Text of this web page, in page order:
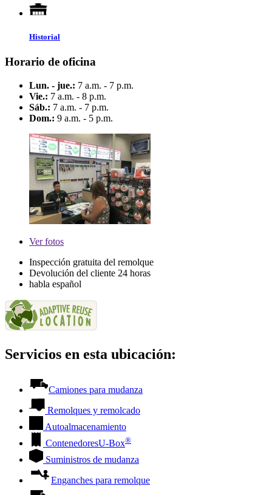
Historial
Horario de oficina
Lun. - jue.: 7 a.m. - 7 p.m.
Vie.: 7 a.m. - 8 p.m.
Sáb.: 7 a.m. - 7 p.m.
Dom.: 9 a.m. - 5 p.m.
Verfotos
Inspección gratuita del remolque
Devolución del cliente 24 horas
habla español
Servicios en esta ubicación:
Camiones para mudanza
Remolques y remolcado
Autoalmacenamiento
ContenedoresU-Box®
Suministros de mudanza
Enganches para remolque